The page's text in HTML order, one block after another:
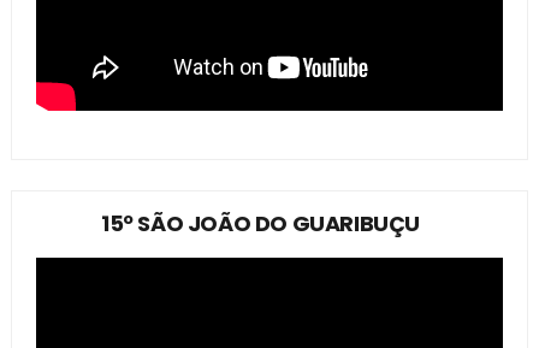
15º SÃO JOÃO DO GUARIBUÇU